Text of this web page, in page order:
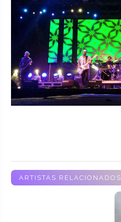
ARTISTAS RELACIONADOS